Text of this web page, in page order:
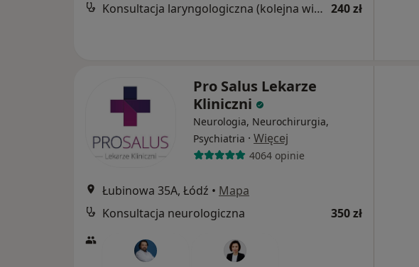
Konsultacja laryngologiczna (kolejna wizyta) 240 zł
Pro Salus Lekarze
Kliniczni
Neurologia, Neurochirurgia,
Psychiatria · Więcej
4064 opinie
Łubinowa 35A, Łódź • Mapa
Konsultacja neurologiczna
350 zł